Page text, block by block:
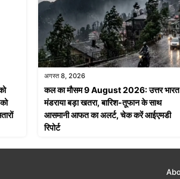
अगस्त 8, 2026
कल का मौसम 9 August 2026: उत्तर
मंडराया बड़ा खतरा, बारिश-तूफान के साथ
आसमानी आफत का अलर्ट, चेक करें आईएमडी
रिपोर्ट